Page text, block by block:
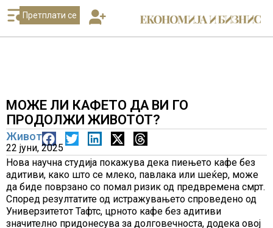
Претплати се
МОЖЕ ЛИ КАФЕТО ДА ВИ ГО
ПРОДОЛЖИ ЖИВОТОТ?
Живот
22 јуни, 2025
Нова научна студија покажува дека пиењето кафе без
адитиви, како што се млеко, павлака или шеќер, може
да биде поврзано со помал ризик од предвремена смрт.
Според резултатите од истражувањето спроведено од
Универзитетот Тафтс, црното кафе без адитиви
значително придонесува за долговечноста, додека овој